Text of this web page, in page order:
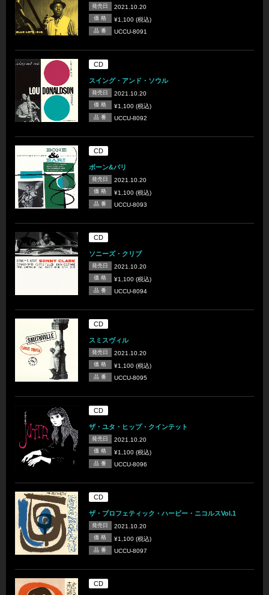
発売日 2021.10.20
価 格 ¥1,100 (税込)
品 番 UCCU-8091
CD
スイング・アンド・ソウル
発売日 2021.10.20
価 格 ¥1,100 (税込)
品 番 UCCU-8092
CD
ボーン&バリ
発売日 2021.10.20
価 格 ¥1,100 (税込)
品 番 UCCU-8093
CD
ソニーズ・クリブ
発売日 2021.10.20
価 格 ¥1,100 (税込)
品 番 UCCU-8094
CD
スミスヴィル
発売日 2021.10.20
価 格 ¥1,100 (税込)
品 番 UCCU-8095
CD
ザ・ユタ・ヒップ・クインテット
発売日 2021.10.20
価 格 ¥1,100 (税込)
品 番 UCCU-8096
CD
ザ・プロフェティック・ハービー・ニコルスVol.1
発売日 2021.10.20
価 格 ¥1,100 (税込)
品 番 UCCU-8097
CD